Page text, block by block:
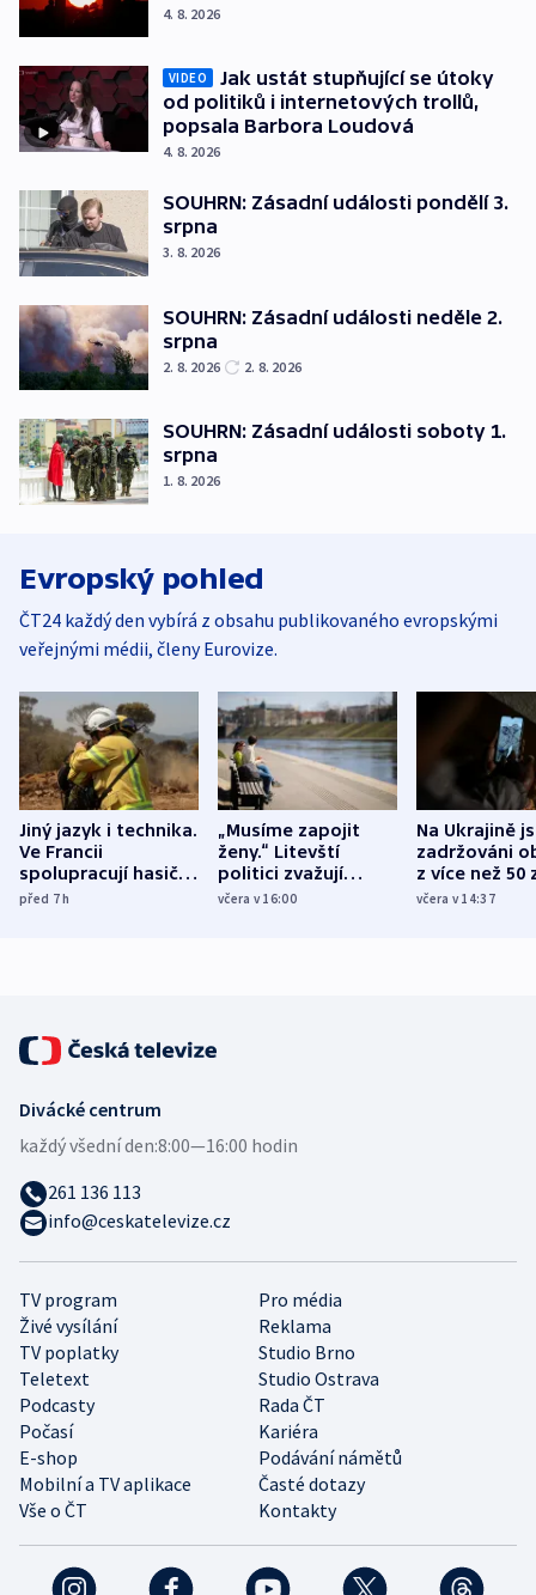
4. 8. 2026
VIDEO
Jak ustát stupňující se útoky
od politiků i internetových trollů,
popsala Barbora Loudová
4. 8. 2026
SOUHRN: Zásadní události pondělí 3.
srpna
3. 8. 2026
SOUHRN: Zásadní události neděle 2.
srpna
2. 8. 2026 2. 8. 2026
SOUHRN: Zásadní události soboty 1.
srpna
1. 8. 2026
Evropský pohled
ČT24 každý den vybírá z obsahu publikovaného evropskými
veřejnými médii, členy Eurovize.
Jiný jazyk i technika.
Ve Francii
spolupracují hasiči z
různých zemí
před 7h
„Musíme zapojit
ženy.“ Litevští
politici zvažují
dohodu o
včera v 16:00
Na Ukrajině
zadržováni
z více než 50
Bojovali na
včera v 14:37
TV program
Pro média
Živé vysílání
Reklama
TV poplatky
Studio Brno
Teletext
Studio Ostrava
Podcasty
Rada ČT
Počasí
Kariéra
E-shop
Podávání námětů
Mobilní a TV aplikace
Časté dotazy
Vše o ČT
Kontakty
Divácké centrum
každý všední den:8:00—16:00 hodin
261 136 113
info@ceskatelevize.cz